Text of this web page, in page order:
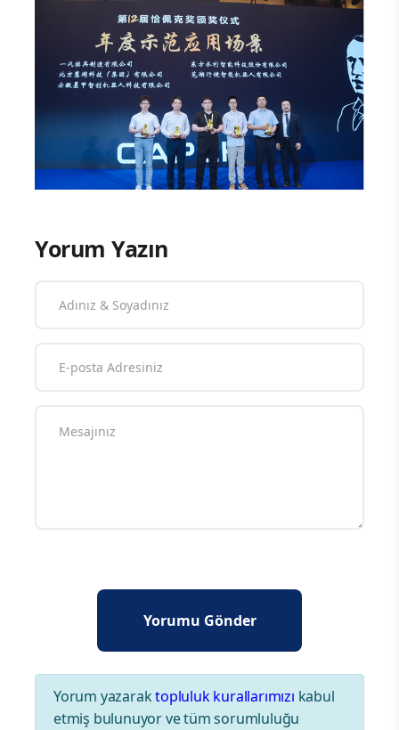
Yorum Yazın
Yorum yazaraktopluluk kurallarımızı kabul
etmiş bulunuyor ve tüm sorumluluğu